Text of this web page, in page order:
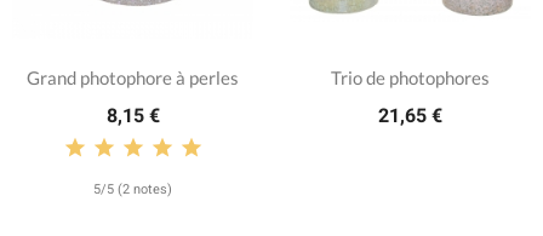
Grand photophore à perles
8,15 €
5/5 (2 notes)
Trio de photophores
21,65 €